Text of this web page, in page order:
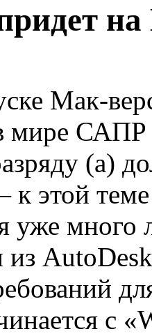
Мак-
мире
(а)
этой теме
уже много
из
с